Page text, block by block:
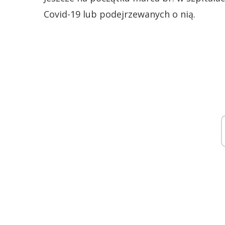
Covid-19 lub podejrzewanych o nią.